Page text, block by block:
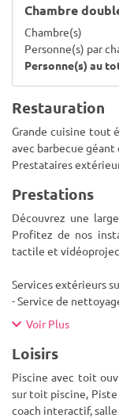
Chambre
Chambre(s)
Personne(s) par
Personne(s) au
Restauration
Grande cuisine tout
avec barbecue
Prestataires
Prestations
Découvrez une
Profitez de nos
tactile et
Services extérieurs
- Service de
Voir Plus
Loisirs
Piscine avec toit
sur toit piscine,
coach interactif, salle